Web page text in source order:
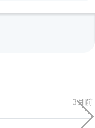
3月前